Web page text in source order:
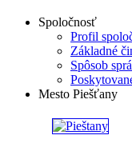
Spoločnosť
Profil
Základné
Spôsob
Mesto Piešťany